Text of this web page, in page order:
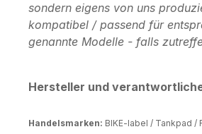
sondern eigens von uns
kompatibel / passend für
genannte Modelle - falls
Hersteller und
Handelsmarken: BIKE-label / Tankpad /